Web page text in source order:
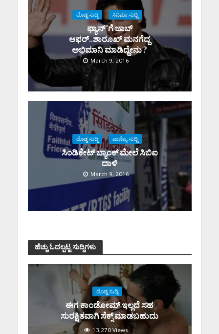
ದೊಡ್ಡ ಸುದ್ದಿ ಸಿನಿಮಾ ಸುದ್ದಿ
ಫ್ಯಾನ್’ಗೆ ಜಾಬ್
ಆಫರ್..ಶಾರೂಖ್ ಮನಗೆದ್ದ
ಅಭಿಮಾನಿ ಮಾಡಿದ್ದೇನು ?
March 9, 2016
ದೊಡ್ಡ ಸುದ್ದಿ ವಾಣಿಜ್ಯ ಸುದ್ದಿ
ಸಿಂಡಿಕೇಟ್ ಬ್ಯಾಂಕ್ ಮೇಲೆ ಸಿಬಿಐ
ದಾಳಿ
March 9, 2016
ಹೆಚ್ಚು ಓದಲ್ಪಟ್ಟ ಸುದ್ದಿಗಳು
ದೊಡ್ಡ ಸುದ್ದಿ
ಈಗ ಕಾಂಡೋಮ್‌ ಇಲ್ಲದೆ ಸಹ
ಸುರಕ್ಷಿತವಾಗಿ ಸೆಕ್ಸ್‌ ಮಾಡಬಹುದು
13,270 Views